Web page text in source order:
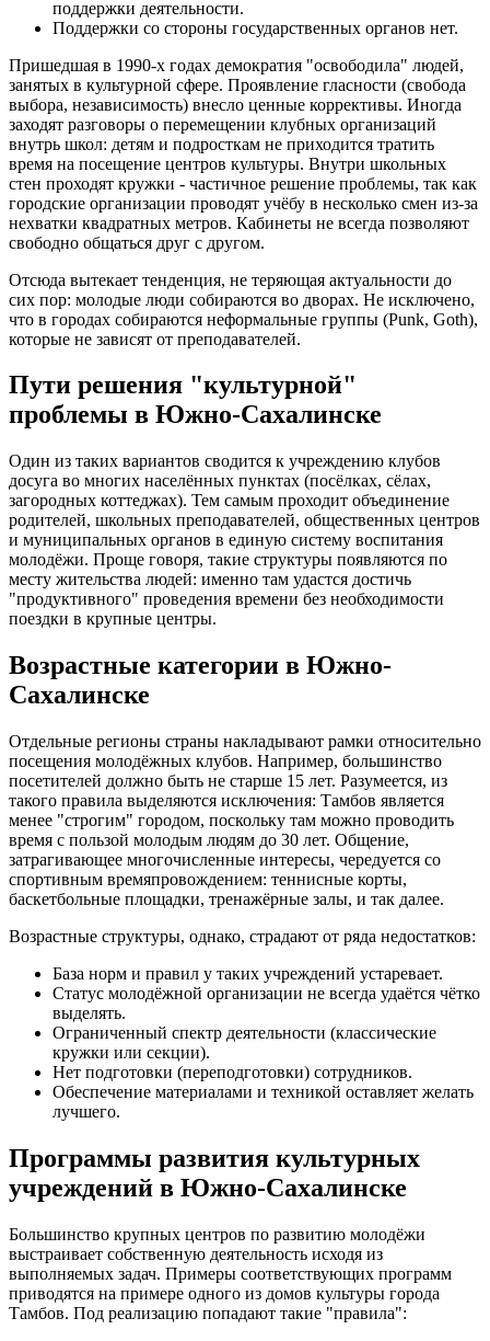
поддержки деятельности.
Поддержки со стороны государственных органов нет.
Пришедшая в 1990-х годах демократия "освободила" людей,
занятых в культурной сфере. Проявление гласности (свобода
выбора, независимость) внесло ценные коррективы. Иногда
заходят разговоры о перемещении клубных организаций
внутрь школ: детям и подросткам не приходится тратить
время на посещение центров культуры. Внутри школьных
стен проходят кружки - частичное решение проблемы, так как
городские организации проводят учёбу в несколько смен из-за
нехватки квадратных метров. Кабинеты не всегда позволяют
свободно общаться друг с другом.
Отсюда вытекает тенденция, не теряющая актуальности до
сих пор: молодые люди собираются во дворах. Не исключено,
что в городах собираются неформальные группы (Punk, Goth),
которые не зависят от преподавателей.
Пути решения "культурной"
проблемы в Южно-Сахалинске
Один из таких вариантов сводится к учреждению клубов
досуга во многих населённых пунктах (посёлках, сёлах,
загородных коттеджах). Тем самым проходит объединение
родителей, школьных преподавателей, общественных центров
и муниципальных органов в единую систему воспитания
молодёжи. Проще говоря, такие структуры появляются по
месту жительства людей: именно там удастся достичь
"продуктивного" проведения времени без необходимости
поездки в крупные центры.
Возрастные категории в Южно-
Сахалинске
Отдельные регионы страны накладывают рамки относительно
посещения молодёжных клубов. Например, большинство
посетителей должно быть не старше 15 лет. Разумеется, из
такого правила выделяются исключения: Тамбов является
менее "строгим" городом, поскольку там можно проводить
время с пользой молодым людям до 30 лет. Общение,
затрагивающее многочисленные интересы, чередуется со
спортивным времяпровождением: теннисные корты,
баскетбольные площадки, тренажёрные залы, и так далее.
Возрастные структуры, однако, страдают от ряда недостатков:
База норм и правил у таких учреждений устаревает.
Статус молодёжной организации не всегда удаётся чётко
выделять.
Ограниченный спектр деятельности (классические
кружки или секции).
Нет подготовки (переподготовки) сотрудников.
Обеспечение материалами и техникой оставляет желать
лучшего.
Программы развития культурных
учреждений в Южно-Сахалинске
Большинство крупных центров по развитию молодёжи
выстраивает собственную деятельность исходя из
выполняемых задач. Примеры соответствующих программ
приводятся на примере одного из домов культуры города
Тамбов. Под реализацию попадают такие "правила":